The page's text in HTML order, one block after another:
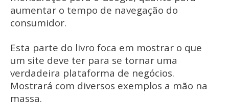
aumentar o tempo de navegação do
consumidor.
Esta parte do livro foca em mostrar o que
um site deve ter para se tornar uma
verdadeira plataforma de negócios.
Mostrará com diversos exemplos a mão na
massa.